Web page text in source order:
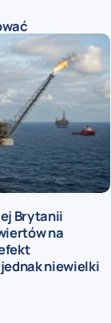
Brytanii
na
niewielki